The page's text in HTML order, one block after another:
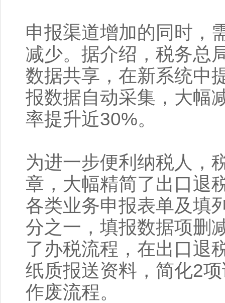
申报渠道增加的同时，
减少。据介绍，税务总
数据共享，在新系统中
报数据自动采集，大幅
率提升近30%。
为进一步便利纳税人，
章，大幅精简了出口退
各类业务申报表单及填
分之一，填报数据项删
了办税流程，在出口退
纸质报送资料，简化2
作废流程。